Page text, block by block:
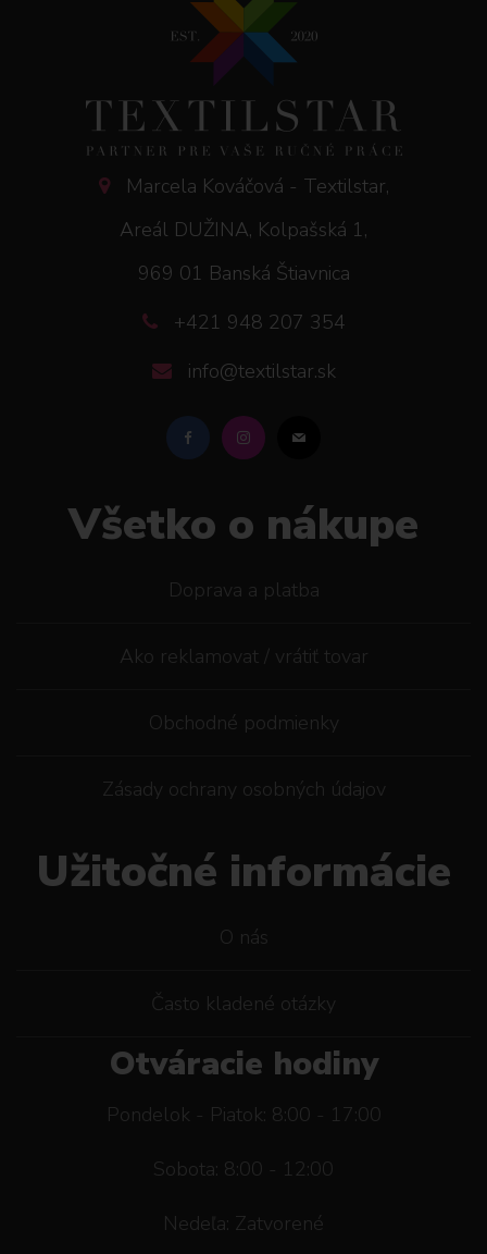
Marcela Kováčová - Textilstar,
Areál DUŽINA, Kolpašská 1,
969 01 Banská Štiavnica
+421 948 207 354
info@textilstar.sk
Všetko o nákupe
Doprava a platba
Ako reklamovat / vrátiť tovar
Obchodné podmienky
Zásady ochrany osobných údajov
Užitočné informácie
O nás
Často kladené otázky
Otváracie hodiny
Pondelok - Piatok: 8:00 - 17:00
Sobota: 8:00 - 12:00
Nedeľa: Zatvorené